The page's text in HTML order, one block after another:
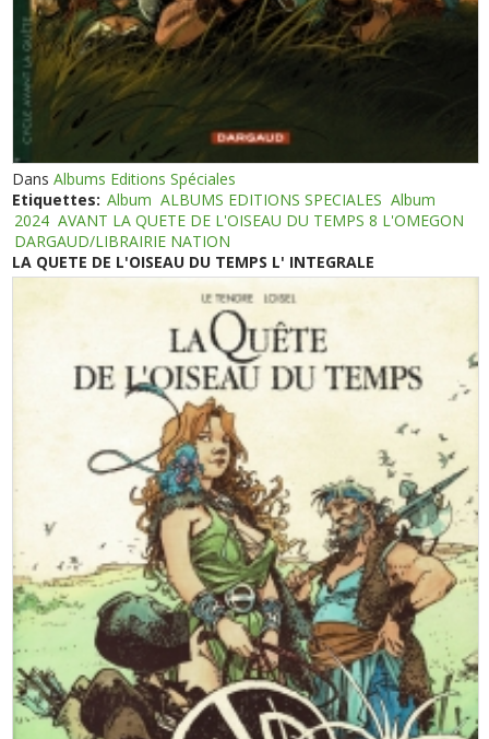
DansAlbums Editions Spéciales
Etiquettes: Album ALBUMS EDITIONS SPECIALES Album
2024 AVANT LA QUETE DE L'OISEAU DU TEMPS 8 L'OMEGON
DARGAUD/LIBRAIRIE NATION
LA QUETE DE L'OISEAU DU TEMPS L' INTEGRALE